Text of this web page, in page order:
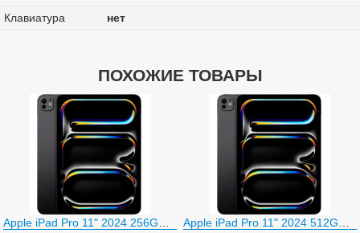
Клавиатура нет
ПОХОЖИЕ ТОВАРЫ
Apple iPad Pro 11" 2024 256GB (черный космос) Apple iPad Pro 11" 2024 512GB (черный космос)